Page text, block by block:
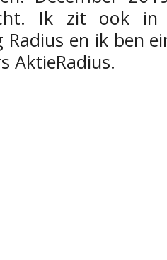
Ik zit ook in
en ik ben
AktieRadius.